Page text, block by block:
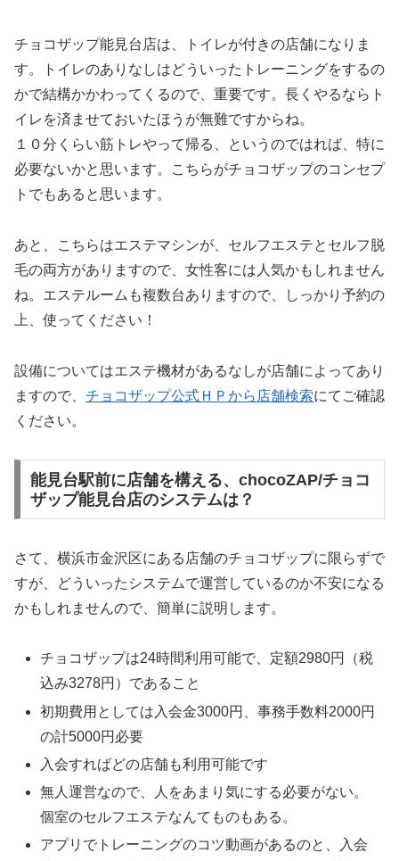
チョコザップ能見台店は、トイレが付きの店舗になりま
す。トイレのありなしはどういったトレーニングをするの
かで結構かかわってくるので、重要です。長くやるならト
イレを済ませておいたほうが無難ですからね。
１０分くらい筋トレやって帰る、というのではれば、特に
必要ないかと思います。こちらがチョコザップのコンセプ
トでもあると思います。
あと、こちらはエステマシンが、セルフエステとセルフ脱
毛の両方がありますので、女性客には人気かもしれません
ね。エステルームも複数台ありますので、しっかり予約の
上、使ってください！
設備についてはエステ機材があるなしが店舗によってあり
ますので、 チョコザップ公式ＨＰから店舗検索にてご確認
ください。
能見台駅前に店舗を構える、chocoZAP/チョコ
ザップ能見台店のシステムは？
さて、横浜市金沢区にある店舗のチョコザップに限らずで
すが、どういったシステムで運営しているのか不安になる
かもしれませんので、簡単に説明します。
チョコザップは24時間利用可能で、定額2980円（税
込み3278円）であること
初期費用としては入会金3000円、事務手数料2000円
の計5000円必要
入会すればどの店舗も利用可能です
無人運営なので、人をあまり気にする必要がない。
個室のセルフエステなんてものもある。
アプリでトレーニングのコツ動画があるのと、入会